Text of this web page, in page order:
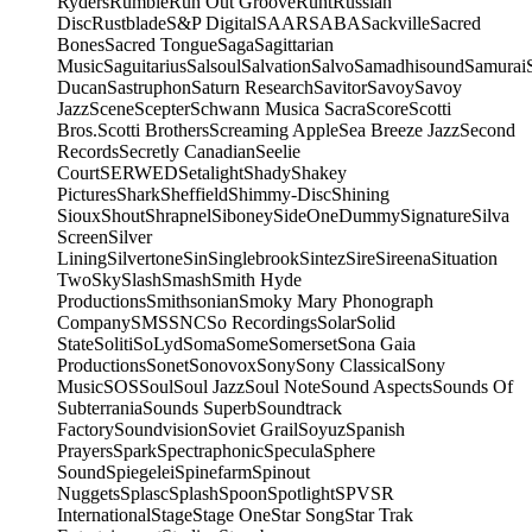
DiscRustbladeS&P DigitalSAARSABASackvilleSacred
BonesSacred TongueSagaSagittarian
MusicSaguitariusSalsoulSalvationSalvoSamadhisoundSamurai
DucanSastruphonSaturn ResearchSavitorSavoySavoy
JazzSceneScepterSchwann Musica SacraScoreScotti
Bros.Scotti BrothersScreaming AppleSea Breeze JazzSecond
RecordsSecretly CanadianSeelie
CourtSERWEDSetalightShadyShakey
PicturesSharkSheffieldShimmy-DiscShining
SiouxShoutShrapnelSiboneySideOneDummySignatureSilva
ScreenSilver
LiningSilvertoneSinSinglebrookSintezSireSireenaSituation
TwoSkySlashSmashSmith Hyde
ProductionsSmithsonianSmoky Mary Phonograph
CompanySMSSNCSo RecordingsSolarSolid
StateSolitiSoLydSomaSomeSomersetSona Gaia
ProductionsSonetSonovoxSonySony ClassicalSony
MusicSOSSoulSoul JazzSoul NoteSound AspectsSounds Of
SubterraniaSounds SuperbSoundtrack
FactorySoundvisionSoviet GrailSoyuzSpanish
PrayersSparkSpectraphonicSpeculaSphere
SoundSpiegeleiSpinefarmSpinout
NuggetsSplascSplashSpoonSpotlightSPVSR
InternationalStageStage OneStar SongStar Trak